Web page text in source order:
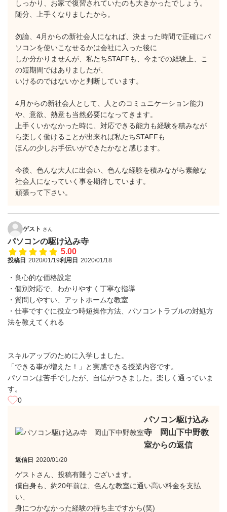
しっかり、お家で復習されていたのも大きかったでしょう。
随分、上手くなりましたから。
勿論、4月からの新社会人になれば、決まった時間で正確にパ
ソコンを使いこなせるかは会社に入った後に
しか分かりませんが、私たちSTAFFも、今までの経験上、こ
の短期間ではありましたが、
いけるのではないかと判断しています。
4月からの新社会人として、人とのコミュニケーション能力
や、意欲、熱意も当然必要になってきます。
上手くいかなかった時に、対応できる能力も経験を積みなが
ら楽しく働けることが出来れば私たちSTAFFも
ほんの少しお手伝いができたかなと感じます。
今後、色んな大人に出会い、色んな経験を積みながら素敵な
社会人になっていく事を期待しています。
頑張って下さい。
ゲスト さん
パソコンの駆け込み寺
5.00
投稿日 2020/01/19利用日 2020/01/18
・良心的な価格設定
・個別対応で、わかりやすく丁寧な指導
・質問しやすい、アットホームな教室
・仕事ですぐに役立つ時短操作方法、パソコントラブルの対処方
法を教えてくれる
スキルアップのために入学しました。
「できる事が増えた！」と実感できる授業内容です。
パソコンは苦手でしたが、自信がつきました。楽しく通っていま
す。
0
パソコン駆け込み
寺 岡山下中野教
室からの返信
返信日 2020/01/20
ゲストさん、投稿有難うございます。
僕自身も、約20年前は、色んな教室に通い高い料金を支払
い、
身につかなかった経験の持ち主ですから(笑)